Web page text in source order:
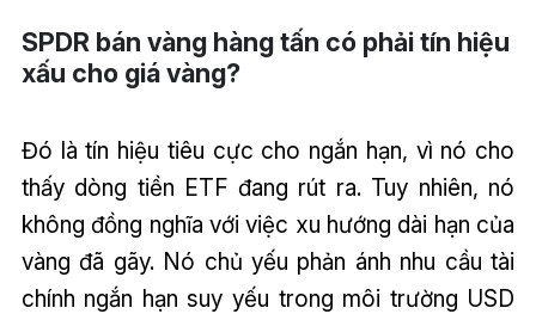
SPDR bán vàng hàng tấn có phải tín hiệu
xấu cho giá vàng?
Đó là tín hiệu tiêu cực cho ngắn hạn, vì nó cho
thấy dòng tiền ETF đang rút ra. Tuy nhiên, nó
không đồng nghĩa với việc xu hướng dài hạn của
vàng đã gãy. Nó chủ yếu phản ánh nhu cầu tài
chính ngắn hạn suy yếu trong môi trường USD